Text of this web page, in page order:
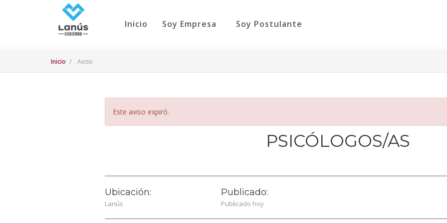
Inicio Soy Empresa Soy Postulante
Inicio Aviso
Este aviso expiró.
PSICÓLOGOS/AS
Ubicación:
Lanús
Publicado:
Publicado hoy